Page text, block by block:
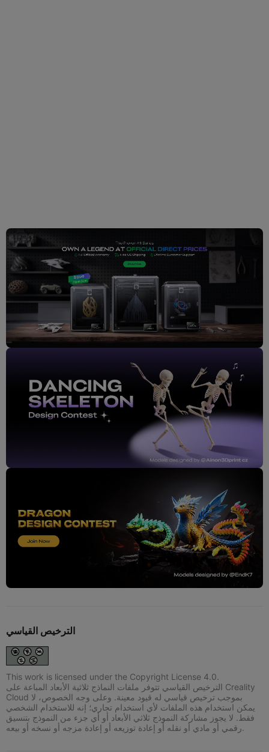
الترخيص القياسي
This work is licensed under the Copyright License 4.0.
الترخيص القياسي تتوفر ملفات النماذج ثلاثية الأبعاد المباعة على Creality
Cloud بموجب ترخيص قياسي له قيود معينة. وعلى وجه الخصوص، لا
يمكن استخدام هذه الملفات لأي استخدام تجاري؛ إنه للاستخدام الشخصي
فقط. لا يجوز مشاركة النموذج ثلاثي الأبعاد أو أي جزء من النموذج بتنسيق
رقمي أو مادي أو نقله أو إعادة توزيعه أو إعادة مزجه أو نسخه أو بيعه.